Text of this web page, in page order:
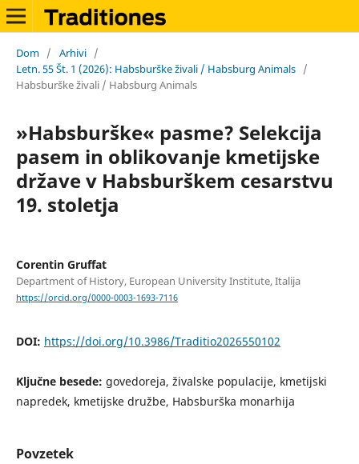
Dom / Arhivi /
Letn. 55 Št. 1 (2026): Habsburške živali / Habsburg Animals /
Habsburške živali / Habsburg Animals
»Habsburške« pasme? Selekcija
pasem in oblikovanje kmetijske
države v Habsburškem cesarstvu
19. stoletja
Corentin Gruffat
Department of History, European University Institute, Italija
https://orcid.org/0000-0003-1693-7116
DOI: https://doi.org/10.3986/Traditio2026550102
Ključne besede: govedoreja, živalske populacije, kmetijski
napredek, kmetijske družbe, Habsburška monarhija
Povzetek